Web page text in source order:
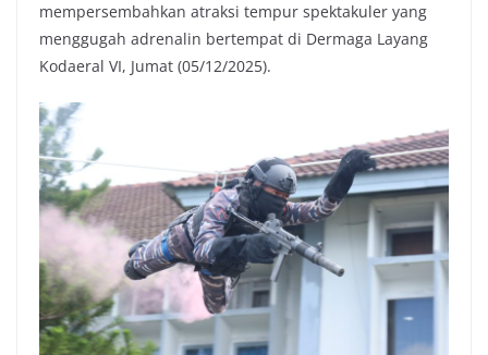
mempersembahkan atraksi tempur spektakuler yang
menggugah adrenalin bertempat di Dermaga Layang
Kodaeral VI, Jumat (05/12/2025).